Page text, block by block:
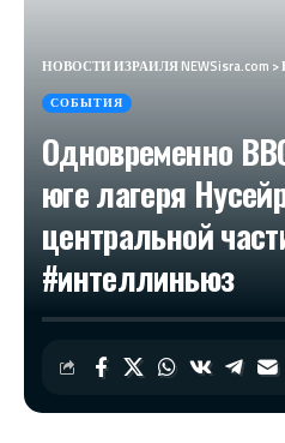
НОВОСТИ ИЗРАИЛЯ NEWSisra.com >
СОБЫТИЯ
Одновременно
юге лагеря
центральной
#интеллиньюз